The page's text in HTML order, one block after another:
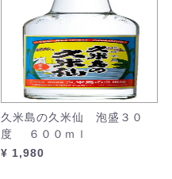
久米島の久米仙 泡盛３０
度 ６００ｍｌ
¥ 1,980